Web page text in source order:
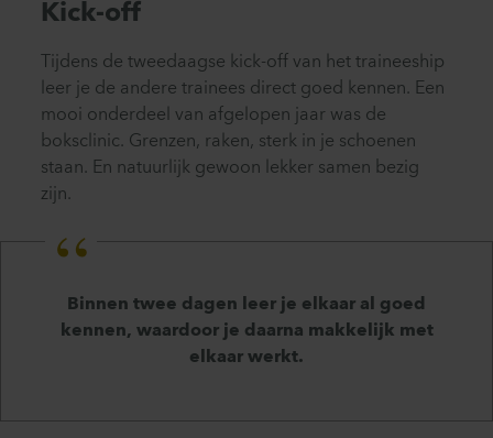
Kick-off
Tijdens de tweedaagse kick-off van het traineeship
leer je de andere trainees direct goed kennen. Een
mooi onderdeel van afgelopen jaar was de
boksclinic. Grenzen, raken, sterk in je schoenen
staan. En natuurlijk gewoon lekker samen bezig
zijn.
Binnen twee dagen leer je elkaar al goed
kennen, waardoor je daarna makkelijk met
elkaar werkt.